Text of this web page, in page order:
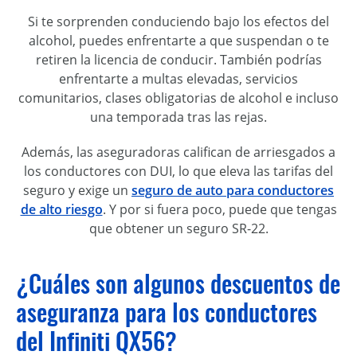
Si te sorprenden conduciendo bajo los efectos del
alcohol, puedes enfrentarte a que suspendan o te
retiren la licencia de conducir. También podrías
enfrentarte a multas elevadas, servicios
comunitarios, clases obligatorias de alcohol e incluso
una temporada tras las rejas.
Además, las aseguradoras califican de arriesgados a
los conductores con DUI, lo que eleva las tarifas del
seguro y exige un seguro de auto para conductores
de alto riesgo. Y por si fuera poco, puede que tengas
que obtener un seguro SR-22.
¿Cuáles son algunos descuentos de
aseguranza para los conductores
del Infiniti QX56?